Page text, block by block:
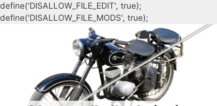
define('DISALLOW_FILE_EDIT', true);
define('DISALLOW_FILE_MODS', true);
Inhalt
springen